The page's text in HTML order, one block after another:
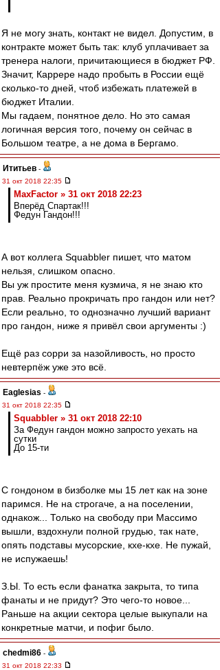
Я не могу знать, контакт не видел. Допустим, в
контракте может быть так: клуб уплачивает за
тренера налоги, причитающиеся в бюджет РФ.
Значит, Каррере надо пробыть в России ещё
сколько-то дней, чтоб избежать платежей в
бюджет Италии.
Мы гадаем, понятное дело. Но это самая
логичная версия того, почему он сейчас в
Большом театре, а не дома в Бергамо.
Ититьев -
31 окт 2018 22:35
MaxFactor » 31 окт 2018 22:23
Вперёд Спартак!!!
Федун Гандон!!!
А вот коллега Squabbler пишет, что матом
нельзя, слишком опасно.
Вы уж простите меня кузмича, я не знаю кто
прав. Реально прокричать про гандон или нет?
Если реально, то однозначно лучший вариант
про гандон, ниже я привёл свои аргументы :)
Ещё раз сорри за назойливость, но просто
невтерпёж уже это всё.
Eaglesias -
31 окт 2018 22:35
Squabbler » 31 окт 2018 22:10
За Федун гандон можно запросто уехать на
сутки
До 15-ти
С гондоном в бизболке мы 15 лет как на зоне
паримся. Не на строгаче, а на поселении,
однакож... Только на свободу при Массимо
вышли, вздохнули полной грудью, так нате,
опять подставы мусорские, кхе-кхе. Не пужай,
не испужаешь!
З.Ы. То есть если фанатка закрыта, то типа
фанаты и не придут? Это чего-то новое...
Раньше на акции сектора целые выкупали на
конкретные матчи, и пофиг было.
chedmi86 -
31 окт 2018 22:33